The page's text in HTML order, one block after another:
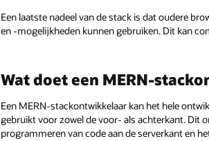
Een laatste nadeel van de stack is dat oudere
en -mogelijkheden kunnen gebruiken. Dit kan
Wat doet een MERN-
Een MERN-stackontwikkelaar kan het hele
gebruikt voor zowel de voor- als achterkant. Dit
programmeren van code aan de serverkant en